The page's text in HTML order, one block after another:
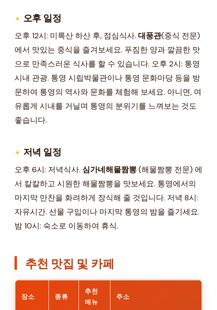
오후 일정
오후 12시: 미륵산 하산 후, 점심식사. 대풍관(중식 전문)
에서 맛있는 중식을 즐겨보세요. 푸짐한 양과 깔끔한 맛
으로 만족스러운 식사를 할 수 있습니다. 오후 2시: 통영
시내 관광. 통영 시립박물관이나 통영 문화마당 등을 방
문하여 통영의 역사와 문화를 체험해 보세요. 아니면, 여
유롭게 시내를 거닐며 통영의 분위기를 느껴보는 것도
좋습니다.
저녁 일정
오후 6시: 저녁식사. 심가네해물짬뽕(해물짬뽕 전문) 에
서 칼칼하고 시원한 해물짬뽕을 맛보세요. 통영에서의
마지막 만찬을 화려하게 장식해 줄 것입니다. 저녁 8시:
자유시간. 선물 구입이나 마지막 통영의 밤을 즐기세요.
밤 10시: 숙소로 이동하여 휴식.
추천 맛집 및 카페
장소 종류
추천
메뉴
주소